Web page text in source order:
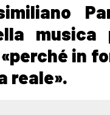
in
reale».